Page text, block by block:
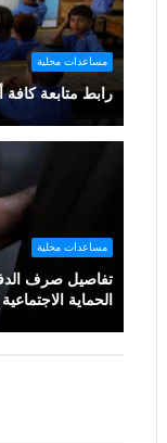
مساعدات محلية
رابط متابعة كافة
مساعدات محلية
تفاصيل صرف
الحماية